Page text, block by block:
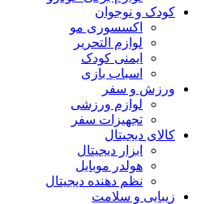
کودک و نوجوان
اکسسوری مو
لوازم التحریر
ایمنی کودک
اسباب بازی
ورزش و سفر
لوازم ورزشی
تجهیزات سفر
کالای دیجیتال
ابزار دیجیتال
هولدر موبایل
نظم دهنده دیجیتال
زیبایی و سلامت